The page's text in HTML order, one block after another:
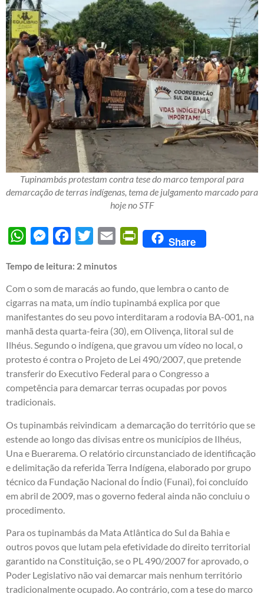
Tupinambás protestam contra tese do marco temporal para
demarcação de terras indígenas, tema de julgamento marcado para
hoje no STF
WhatsAppMessengerFacebook
Twitter Email PrintFriendly
Share
Tempo de leitura: 2 minutos
Com o som de maracás ao fundo, que lembra o canto de
cigarras na mata, um índio tupinambá explica por que
manifestantes do seu povo interditaram a rodovia BA-001, na
manhã desta quarta-feira (30), em Olivença, litoral sul de
Ilhéus. Segundo o indígena, que gravou um vídeo no local, o
protesto é contra o Projeto de Lei 490/2007, que pretende
transferir do Executivo Federal para o Congresso a
competência para demarcar terras ocupadas por povos
tradicionais.
Os tupinambás reivindicam a demarcação do território que se
estende ao longo das divisas entre os municípios de Ilhéus,
Una e Buerarema. O relatório circunstanciado de identificação
e delimitação da referida Terra Indígena, elaborado por grupo
técnico da Fundação Nacional do Índio (Funai), foi concluído
em abril de 2009, mas o governo federal ainda não concluiu o
procedimento.
Para os tupinambás da Mata Atlântica do Sul da Bahia e
outros povos que lutam pela efetividade do direito territorial
garantido na Constituição, se o PL 490/2007 for aprovado, o
Poder Legislativo não vai demarcar mais nenhum território
tradicionalmente ocupado. Ao contrário, com a tese do marco